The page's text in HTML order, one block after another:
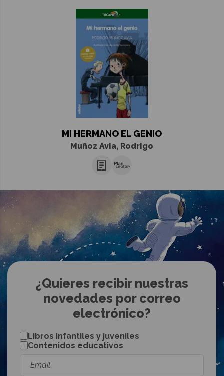
MI HERMANO EL GENIO
Muñoz Avia, Rodrigo
¿Quieres recibir nuestras
novedades por correo
electrónico?
Libros infantiles y juveniles
Contenidos educativos